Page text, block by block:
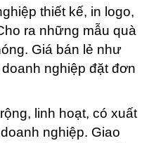
thiết kế, in logo,
ra những mẫu quà
Giá bán lẻ như
nghiệp đặt đơn
linh hoạt, có xuất
nghiệp. Giao